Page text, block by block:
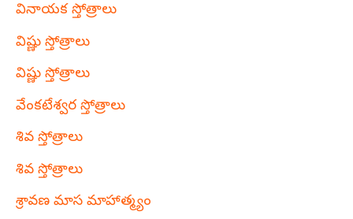
వినాయక స్తోత్రాలు
విష్ణు స్తోత్రాలు
విష్ణు స్తోత్రాలు
వేంకటేశ్వర స్తోత్రాలు
శివ స్తోత్రాలు
శివ స్తోత్రాలు
శ్రావణ మాస మాహాత్మ్యం